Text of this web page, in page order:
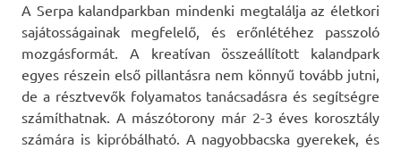
A Serpa kalandparkban mindenki megtalálja az életkori
sajátosságainak megfelelő, és erőnlétéhez passzoló
mozgásformát. A kreatívan összeállított kalandpark
egyes részein első pillantásra nem könnyű tovább jutni,
de a résztvevők folyamatos tanácsadásra és segítségre
számíthatnak. A mászótorony már 2-3 éves korosztály
számára is kipróbálható. A nagyobbacska gyerekek, és